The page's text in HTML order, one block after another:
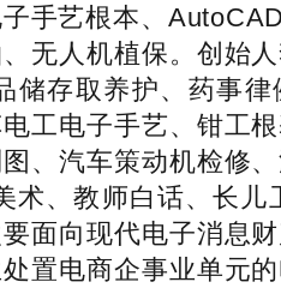
手艺根本、
无人机植保。创始
储存取养护、药事
工电子手艺、钳工
、汽车策动机检修
术、教师白话、长
面向现代电子消息
置电商企事业单元